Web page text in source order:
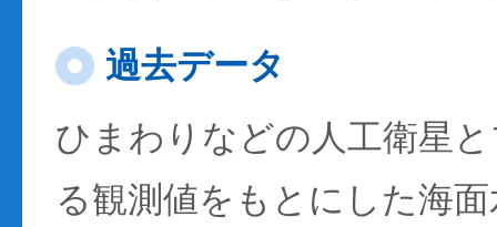
過去データ
ひまわりなどの人工衛星
る観測値をもとにした海